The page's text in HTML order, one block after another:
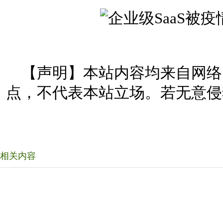
【声明】本站内容均来自网
点，不代表本站立场。若无意
相关内容